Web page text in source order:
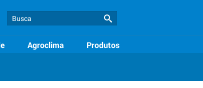
Agroclima Produtos